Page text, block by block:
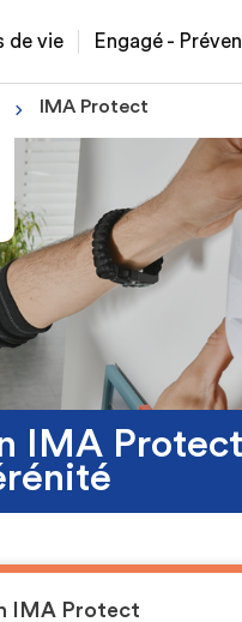
de vie Engagé -
IMA Protect
IMA
IMA Protect